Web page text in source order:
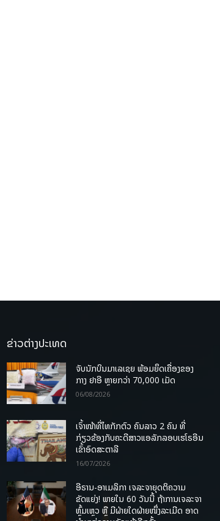
ຂ່າວຕ່າງປະເທດ
ຈັບນັກບິນມາເລເຊຍ ພ້ອມຍຶດເຄື່ອງຂອງ
ກາງ ຢາອີ ຫຼາຍກວ່າ 70,000 ເມັດ
06/08/2026
ເຈົ້າໜ້າທີ່ໄທກັກຕົວ ຄົນລາວ 2 ຄົນ ທີ່
ກ່ຽວຂ້ອງກັບຄະດີສາວແອລັກລອບເຮໂຣອີນ
ເຂົ້າອົດສະຕາລີ
16/07/2026
ອີຣານ-ອາເມລິກາ ເຈລະຈາຍຸດຕິຄວາມ
ຂັດແຍ່ງ! ພາຍໃນ 60 ວັນນີ້ ຖ້າການເຈລະຈາ
ຫຼົ້ມເຫຼວ ຫຼື ມີຝ່າຍໃດຝ່າຍໜຶ່ງລະເມີດ ອາດ